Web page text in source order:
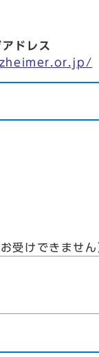
ドレス
受けできませ